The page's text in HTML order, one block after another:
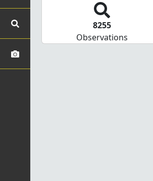
8255
Observations